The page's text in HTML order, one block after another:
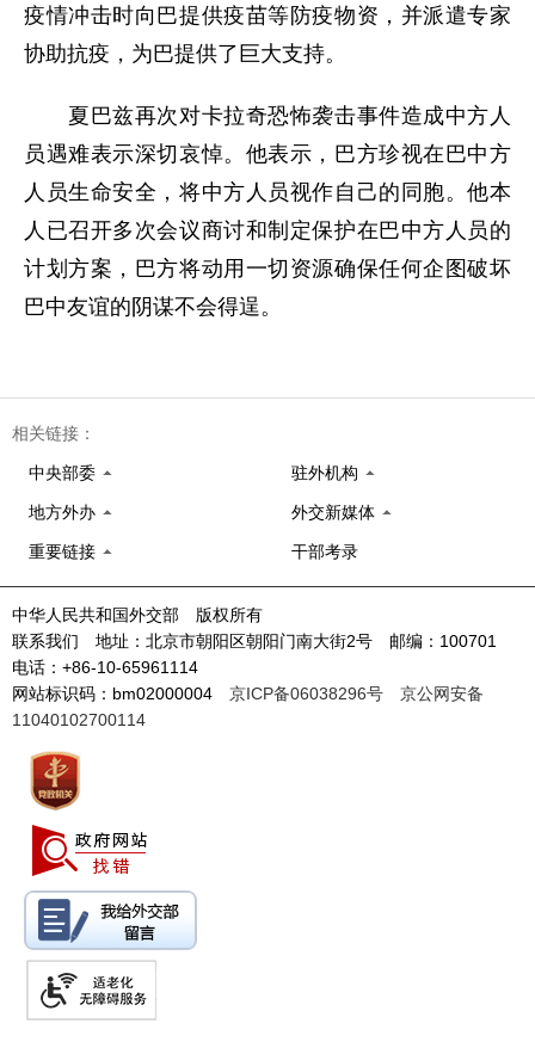
疫情冲击时向巴提供疫苗等防疫物资，并派遣专家
协助抗疫，为巴提供了巨大支持。
夏巴兹再次对卡拉奇恐怖袭击事件造成中方人
员遇难表示深切哀悼。他表示，巴方珍视在巴中方
人员生命安全，将中方人员视作自己的同胞。他本
人已召开多次会议商讨和制定保护在巴中方人员的
计划方案，巴方将动用一切资源确保任何企图破坏
巴中友谊的阴谋不会得逞。
相关链接：
中央部委 驻外机构
地方外办 外交新媒体
重要链接 干部考录
中华人民共和国外交部 版权所有
联系我们 地址：北京市朝阳区朝阳门南大街2号 邮编：100701
电话：+86-10-65961114
网站标识码：bm02000004 京ICP备06038296号
京公网安备
11040102700114